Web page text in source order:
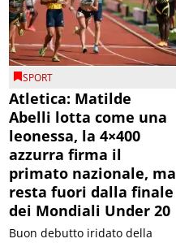
SPORT
Atletica: Matilde
Abelli lotta come una
leonessa, la 4×400
azzurra firma il
primato nazionale, ma
resta fuori dalla finale
dei Mondiali Under 20
Buon debutto iridato della